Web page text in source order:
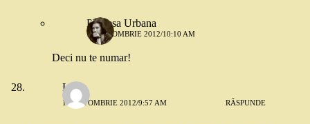
Printesa Urbana
18 OCTOMBRIE 2012/10:10 AM
Deci nu te numar!
Liana
18 OCTOMBRIE 2012/9:57 AM RĂSPUNDE